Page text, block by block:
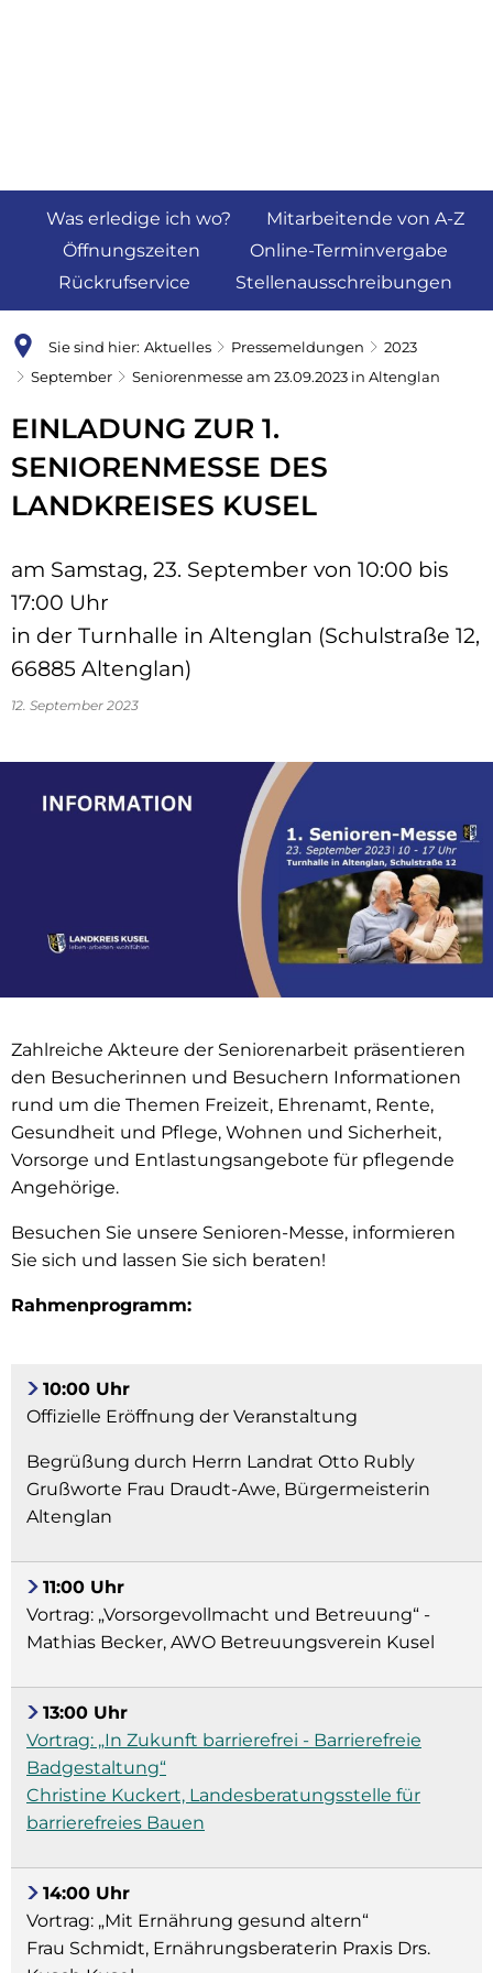
Was erledige ich wo?
Mitarbeitende von A-Z
Öffnungszeiten
Online-Terminvergabe
Rückrufservice
Stellenausschreibungen
Sie sind hier: Aktuelles Pressemeldungen
2023
September
Seniorenmesse am 23.09.2023 in Altenglan
EINLADUNG ZUR 1.
SENIORENMESSE DES
LANDKREISES KUSEL
am Samstag, 23. September von 10:00 bis
17:00 Uhr
in der Turnhalle in Altenglan (Schulstraße 12,
66885 Altenglan)
12. September 2023
Zahlreiche Akteure der Seniorenarbeit präsentieren
den Besucherinnen und Besuchern Informationen
rund um die Themen Freizeit, Ehrenamt, Rente,
Gesundheit und Pflege, Wohnen und Sicherheit,
Vorsorge und Entlastungsangebote für pflegende
Angehörige.
Besuchen Sie unsere Senioren-Messe, informieren
Sie sich und lassen Sie sich beraten!
Rahmenprogramm:
10:00 Uhr
Offizielle Eröffnung der Veranstaltung
Begrüßung durch Herrn Landrat Otto Rubly
Grußworte Frau Draudt-Awe, Bürgermeisterin
Altenglan
11:00 Uhr
Vortrag: „Vorsorgevollmacht und Betreuung“ -
Mathias Becker, AWO Betreuungsverein Kusel
13:00 Uhr
Vortrag: „In Zukunft barrierefrei - Barrierefreie
Badgestaltung“
Christine Kuckert, Landesberatungsstelle für
barrierefreies Bauen
14:00 Uhr
Vortrag: „Mit Ernährung gesund altern“
Frau Schmidt, Ernährungsberaterin Praxis Drs.